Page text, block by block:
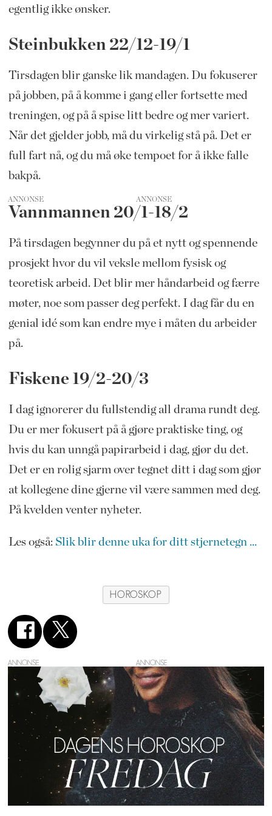
egentlig ikke ønsker.
Steinbukken 22/12-19/1
Tirsdagen blir ganske lik mandagen. Du fokuserer
på jobben, på å komme i gang eller fortsette med
treningen, og på å spise litt bedre og mer variert.
Når det gjelder jobb, må du virkelig stå på. Det er
full fart nå, og du må øke tempoet for å ikke falle
bakpå.
ANNONSE
Vannmannen 20/1-18/2
På tirsdagen begynner du på et nytt og spennende
prosjekt hvor du vil veksle mellom fysisk og
teoretisk arbeid. Det blir mer håndarbeid og færre
møter, noe som passer deg perfekt. I dag får du en
genial idé som kan endre mye i måten du arbeider
på.
Fiskene 19/2-20/3
I dag ignorerer du fullstendig all drama rundt deg.
Du er mer fokusert på å gjøre praktiske ting, og
hvis du kan unngå papirarbeid i dag, gjør du det.
Det er en rolig sjarm over tegnet ditt i dag som gjør
at kollegene dine gjerne vil være sammen med deg.
På kvelden venter nyheter.
Les også: Slik blir denne uka for ditt stjernetegn ...
HOROSKOP
ANNONSE